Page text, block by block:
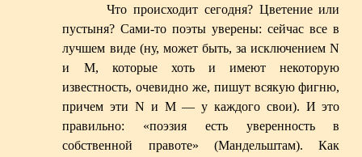
Что происходит сегодня? Цветение или
пустыня? Сами-то поэты уверены: сейчас все в
лучшем виде (ну, может быть, за исключением N
и M, которые хоть и имеют некоторую
известность, очевидно же, пишут всякую фигню,
причем эти N и M — у каждого свои). И это
правильно: «поэзия есть уверенность в
собственной правоте» (Мандельштам). Как